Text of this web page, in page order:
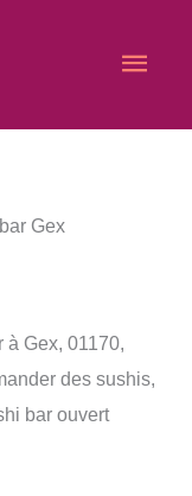
Gex
à Gex, 01170,
des sushis,
bar ouvert